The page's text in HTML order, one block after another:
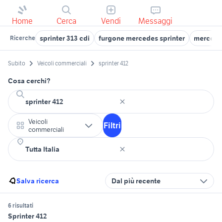
Home Cerca Vendi Messaggi
Ricerche sprinter 313 cdi furgone mercedes sprinter
Subito Veicoli commerciali sprinter 412
Cosa cerchi?
Veicoli
commerciali
Filtri
Salva ricerca Dal più recente
6 risultati
Sprinter 412